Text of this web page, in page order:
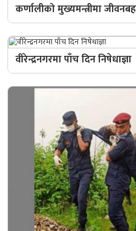
क्यानाडा
अन्य
कर्णालीको मुख्यमन्त्रीमा
वीरेन्द्रनगरमा पाँच दिन निषेधाज्ञा